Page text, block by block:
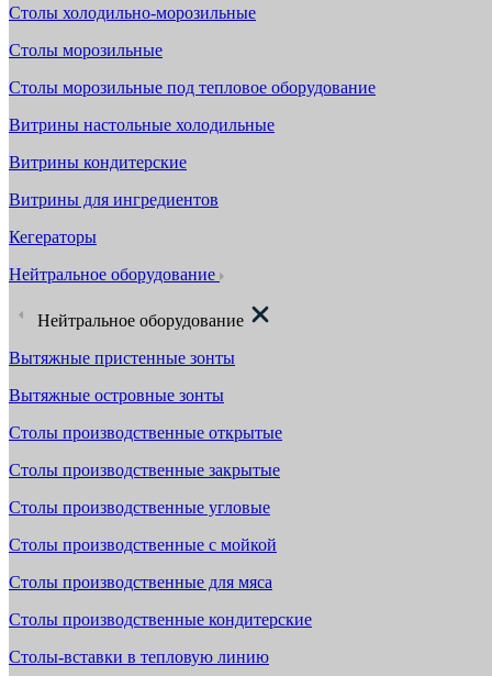
Столы холодильно-морозильные
Столы морозильные
Столы морозильные под тепловое оборудование
Витрины настольные холодильные
Витрины кондитерские
Витрины для ингредиентов
Кегераторы
Нейтральное оборудование
Нейтральное оборудование
Вытяжные пристенные зонты
Вытяжные островные зонты
Столы производственные открытые
Столы производственные закрытые
Столы производственные угловые
Столы производственные с мойкой
Столы производственные для мяса
Столы производственные кондитерские
Столы-вставки в тепловую линию